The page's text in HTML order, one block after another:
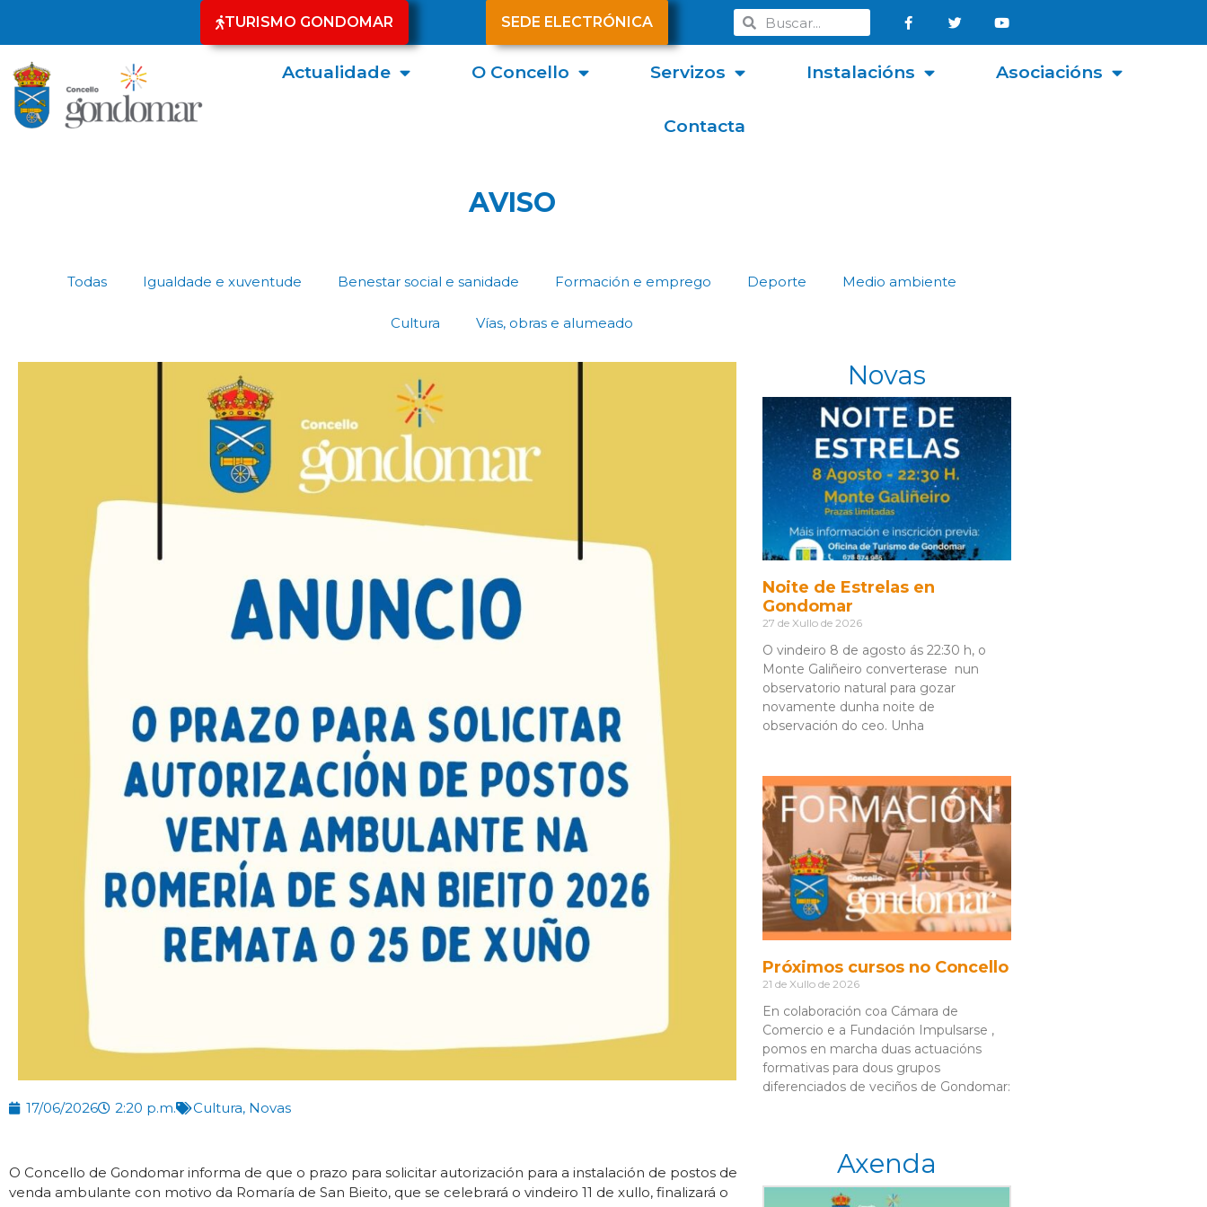
TURISMO GONDOMAR SEDE ELECTRÓNICA
Actualidade O Concello Servizos Instalacións Asociacións
Contacta
AVISO
Todas Igualdade e xuventude Benestar social e sanidade Formación e emprego Deporte Medio ambiente
Cultura Vías, obras e alumeado
17/06/2026 2:20 p.m. Cultura, Novas
O Concello de Gondomar informa de que o prazo para solicitar autorización para a instalación de postos de
venda ambulante con motivo da Romaría de San Bieito, que se celebrará o vindeiro 11 de xullo, finalizará o
Novas
Noite de Estrelas en
Gondomar
27 de Xullo de 2026
O vindeiro 8 de agosto ás 22:30 h, o
Monte Galiñeiro converterase nun
observatorio natural para gozar
novamente dunha noite de
observación do ceo. Unha
Próximos cursos no Concello
21 de Xullo de 2026
En colaboración coa Cámara de
Comercio e a Fundación Impulsarse ,
pomos en marcha duas actuacións
formativas para dous grupos
diferenciados de veciños de Gondomar:
Axenda